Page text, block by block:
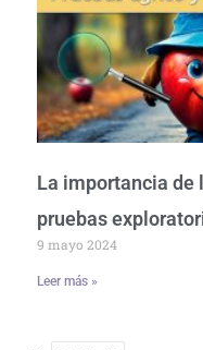
La importancia de
pruebas
9 mayo 2024
Leer más »